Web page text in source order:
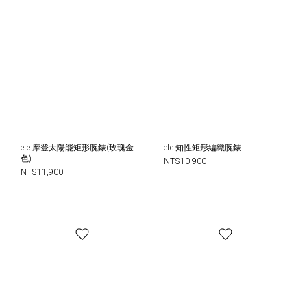
ete 摩登太陽能矩形腕錶(玫瑰金
色)
NT$11,900
ete 知性矩形編織腕錶
NT$10,900